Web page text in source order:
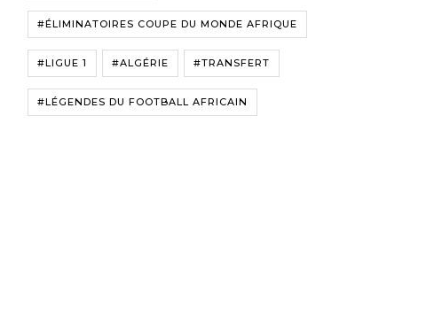
#ÉLIMINATOIRES COUPE DU MONDE AFRIQUE
#LIGUE 1 #ALGÉRIE #TRANSFERT
#LÉGENDES DU FOOTBALL AFRICAIN